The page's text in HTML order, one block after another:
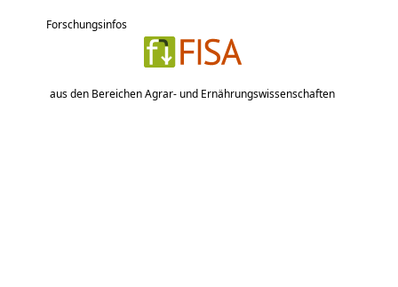
Forschungsinfos
aus den Bereichen Agrar- und Ernährungswissenschaften